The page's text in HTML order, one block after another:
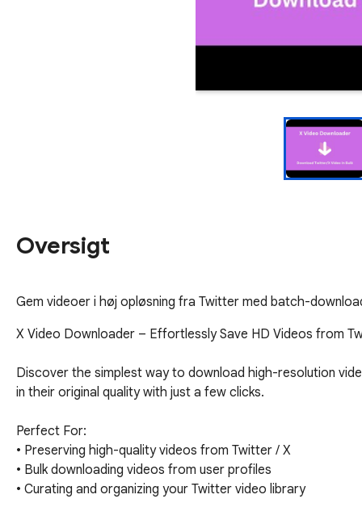
Oversigt
Gem videoer i høj opløsning fra Twitter med batch-
X Video Downloader – Effortlessly Save HD Videos from
Discover the simplest way to download high-resolution
in their original quality with just a few clicks.
Perfect For:
• Preserving high-quality videos from Twitter / X
• Bulk downloading videos from user profiles
• Curating and organizing your Twitter video library